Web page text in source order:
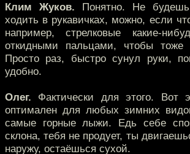
Клим Жуков. Понятно. Не
ходить в рукавичках, можно, если
например, стрелковые какие-
откидными пальцами, чтобы тоже
Просто раз, быстро сунул руки,
удобно.
Олег. Фактически для этого. Вот
оптимален для любых зимних
самые горные лыжи. Едь себе
склона, тебя не продует, ты
наружу, остаёшься сухой.